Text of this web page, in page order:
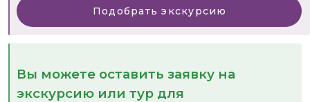
Подобрать экскурсию
Вы можете оставить заявку на
экскурсию или тур для